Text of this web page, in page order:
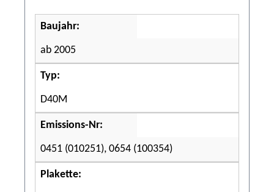
Baujahr:
ab 2005
Typ:
D40M
Emissions-Nr:
0451 (010251), 0654 (100354)
Plakette: